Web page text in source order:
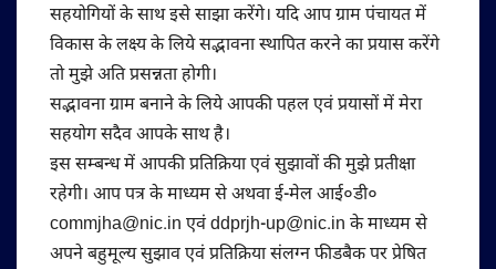
सहयोगियों के साथ इसे साझा करेंगे। यदि आप ग्राम पंचायत में
विकास के लक्ष्य के लिये सद्भावना स्थापित करने का प्रयास करेंगे
तो मुझे अति प्रसन्नता होगी।
सद्भावना ग्राम बनाने के लिये आपकी पहल एवं प्रयासों में मेरा
सहयोग सदैव आपके साथ है।
इस सम्बन्ध में आपकी प्रतिक्रिया एवं सुझावों की मुझे प्रतीक्षा
रहेगी। आप पत्र के माध्यम से अथवा ई-मेल आई०डी०
commjha@nic.in एवं ddprjh-up@nic.in के माध्यम से
अपने बहुमूल्य सुझाव एवं प्रतिक्रिया संलग्न फीडबैक पर प्रेषित